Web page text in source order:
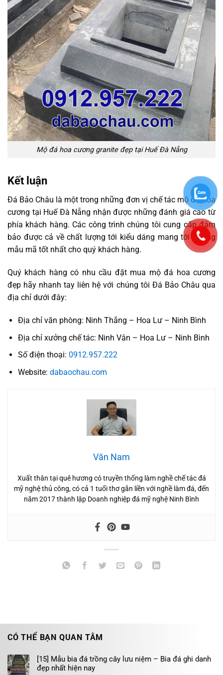
Mộ đá hoa cương granite đẹp tại Huế Đà Nẵng
Kết luận
Đá Bảo Châu là một trong những đơn vị chế tác mộ đá hoa
cương tại Huế Đà Nẵng nhận được những đánh giá cao từ
phía khách hàng. Các công trình chúng tôi cung cấp đảm
bảo được cả về chất lượng tới kiểu dáng mang tới những
mẫu mã tốt nhất cho quý khách hàng.
Quý khách hàng có nhu cầu đặt mua mộ đá hoa cương
đẹp hãy nhanh tay liên hệ với chúng tôi Đá Bảo Châu qua
địa chỉ dưới đây:
Địa chỉ văn phòng: Ninh Thắng – Hoa Lư – Ninh Bình
Địa chỉ xưởng chế tác: Ninh Vân – Hoa Lư – Ninh Bình
Số điện thoại: 0912.957.222
Website: dabaochau.com
Văn Nam
Xuất thân tại quê hương có truyền thống làm nghề chế tác đá
mỹ nghệ thủ công, có cả 1 tuổi thơ gắn liền với nghề làm đá, đến
năm 2017 thành lập Doanh nghiệp đá mỹ nghệ Ninh Bình
CÓ THỂ BẠN QUAN TÂM
[15] Mẫu bia đá trồng cây lưu niệm – Bia đá ghi danh
đẹp nhất hiện nay